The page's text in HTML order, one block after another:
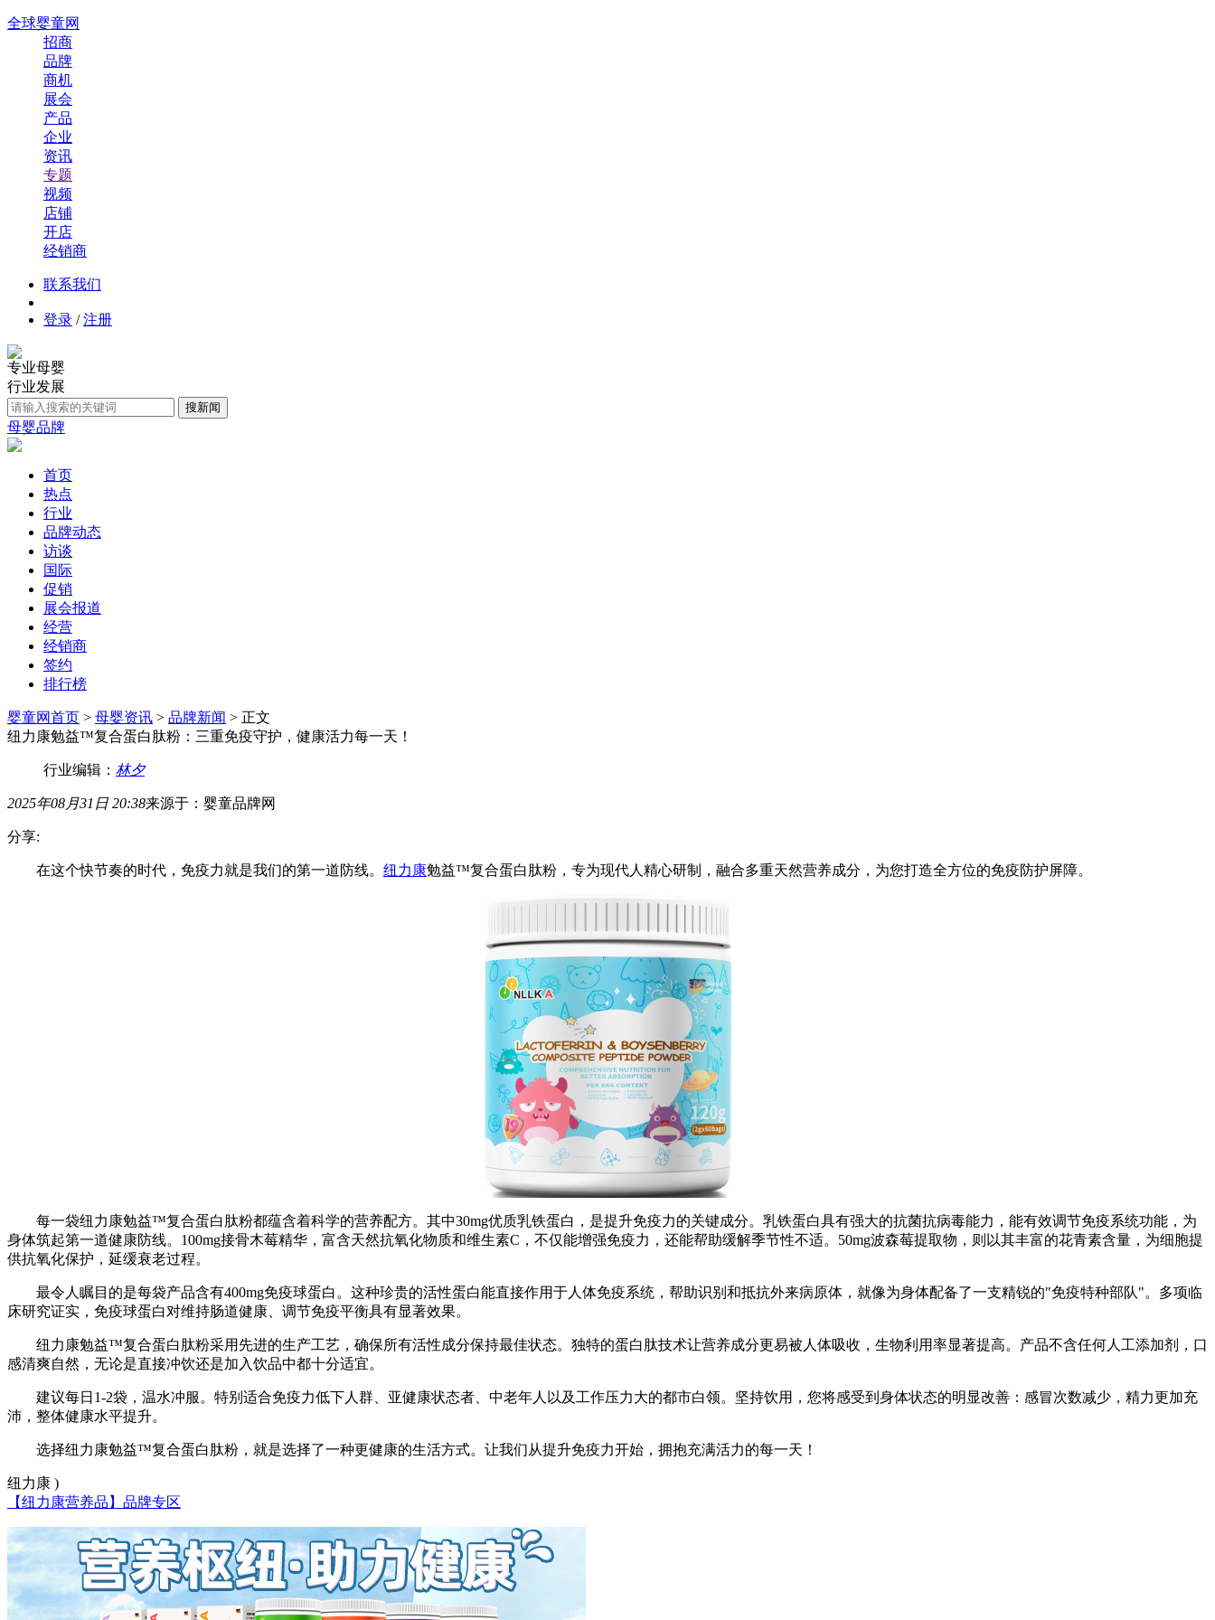
全球婴童网
招商
品牌
商机
展会
产品
企业
资讯
专题
视频
店铺
开店
经销商
联系我们
登录 /注册
专业母婴
行业发展
母婴品牌
首页
热点
行业
品牌动态
访谈
国际
促销
展会报道
经营
经销商
签约
排行榜
婴童网首页 > 母婴资讯 > 品牌新闻 > 正文
纽力康勉益™复合蛋白肽粉：三重免疫守护，健康活力每一天！
行业编辑： 林夕
2025年08月31日 20:38来源于：婴童品牌网
分享:
在这个快节奏的时代，免疫力就是我们的第一道防线。 纽力康勉益™复合蛋白肽粉，专为现代人精心研制，融合多重天然营养成分，为您打造全方位的免疫防护屏障。
每一袋纽力康勉益™复合蛋白肽粉都蕴含着科学的营养配方。其中30mg优质乳铁蛋白，是提升免疫力的关键成分。乳铁蛋白具有强大的抗菌抗病毒能力，能有效调节免疫系统功能，为
身体筑起第一道健康防线。100mg接骨木莓精华，富含天然抗氧化物质和维生素C，不仅能增强免疫力，还能帮助缓解季节性不适。50mg波森莓提取物，则以其丰富的花青素含量，为细胞提
供抗氧化保护，延缓衰老过程。
最令人瞩目的是每袋产品含有400mg免疫球蛋白。这种珍贵的活性蛋白能直接作用于人体免疫系统，帮助识别和抵抗外来病原体，就像为身体配备了一支精锐的"免疫特种部队"。多项临
床研究证实，免疫球蛋白对维持肠道健康、调节免疫平衡具有显著效果。
纽力康勉益™复合蛋白肽粉采用先进的生产工艺，确保所有活性成分保持最佳状态。独特的蛋白肽技术让营养成分更易被人体吸收，生物利用率显著提高。产品不含任何人工添加剂，口
感清爽自然，无论是直接冲饮还是加入饮品中都十分适宜。
建议每日1-2袋，温水冲服。特别适合免疫力低下人群、亚健康状态者、中老年人以及工作压力大的都市白领。坚持饮用，您将感受到身体状态的明显改善：感冒次数减少，精力更加充
沛，整体健康水平提升。
选择纽力康勉益™复合蛋白肽粉，就是选择了一种更健康的生活方式。让我们从提升免疫力开始，拥抱充满活力的每一天！
纽力康 )
【纽力康营养品】品牌专区